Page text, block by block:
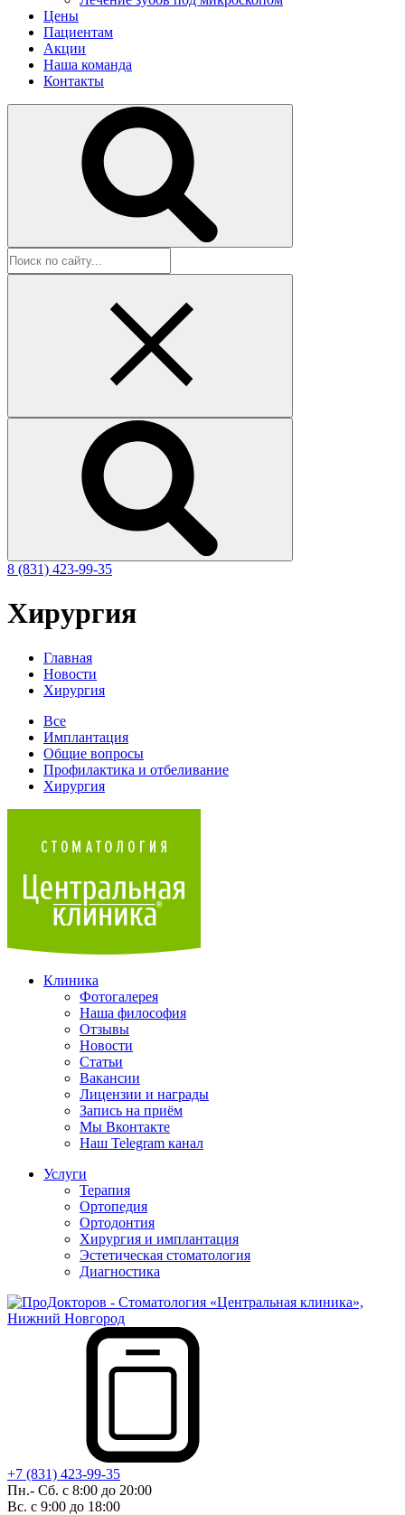
Цены
Пациентам
Акции
Наша команда
Контакты
8 (831) 423-99-35
Хирургия
Главная
Новости
Хирургия
Все
Имплантация
Общие вопросы
Профилактика и отбеливание
Хирургия
Клиника
Фотогалерея
Наша философия
Отзывы
Новости
Статьи
Вакансии
Лицензии и награды
Запись на приём
Мы Вконтакте
Наш Telegram канал
Услуги
Терапия
Ортопедия
Ортодонтия
Хирургия и имплантация
Эстетическая стоматология
Диагностика
+7 (831) 423-99-35
Пн.- Сб. с 8:00 до 20:00
Вс. с 9:00 до 18:00